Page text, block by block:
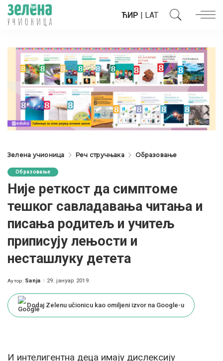
ЋИР | LAT
Зелена учионица Реч стручњака Образовање
Образовање
Није реткост да симптоме
тешког савладавања читања и
писања родитељ и учитељ
приписују лењости и
несташлуку детета
Posted
Аутор: Sanja 29. јануар 2019.
Dodaj Zelenu učionicu kao omiljeni izvor na Google-u
И интелигентна деца имају дислексију